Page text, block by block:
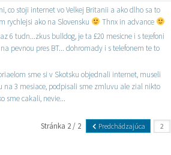
co stoji internet vo Velkej Britanii a ako dlho sa to
rychlejsi ako na Slovensku
Thnx in advance
6 tudn...zkus bulldog, je ta £20 mesicne i s te;efoni
pevnou pres BT... dohromady i s telefonem te to
sme si v Skotsku objednali internet, museli
3 mesiace, podpisali sme zmluvu ale zial nikto
sme cakali, nevie...
Stránka 2 / 2 Predchádzajúca